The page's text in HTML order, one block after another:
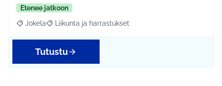
Etenee jatkoon
Rajaa tulokset aihepiirin mukaan: Jokela
Jokela Rajaa tulokset teeman mukaan: Liikunta ja
Liikunta ja harrastukset
Tutustu